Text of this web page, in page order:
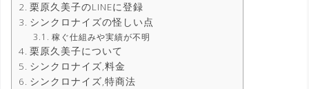
栗原久美子のLINEに登録
シンクロナイズの怪しい点
稼ぐ仕組みや実績が不明
栗原久美子について
シンクロナイズ,料金
シンクロナイズ,特商法